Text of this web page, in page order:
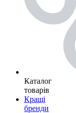
Каталог
товарів
Кращі
бренди